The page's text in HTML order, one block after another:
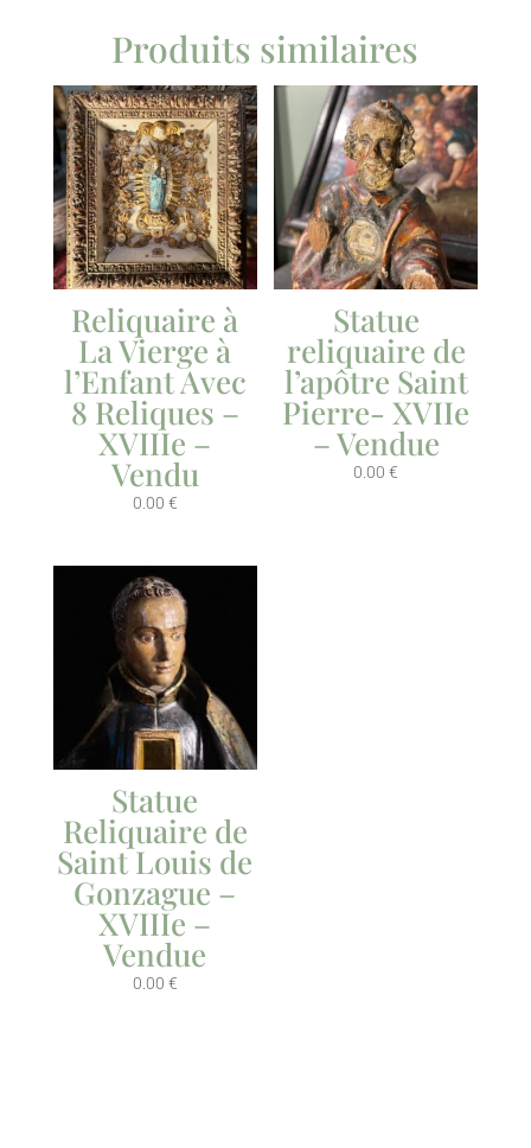
Produits similaires
Reliquaire à
La Vierge à
l’Enfant Avec
8 Reliques –
XVIIIe –
Vendu
0.00 €
Statue
reliquaire de
l’apôtre Saint
Pierre- XVIIe
– Vendue
0.00€
Statue
Reliquaire de
Saint Louis de
Gonzague –
XVIIIe –
Vendue
0.00 €